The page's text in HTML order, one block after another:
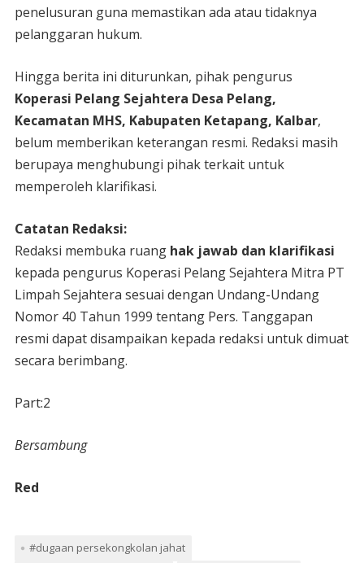
penelusuran guna memastikan ada atau tidaknya
pelanggaran hukum.
Hingga berita ini diturunkan, pihak pengurus
Koperasi Pelang Sejahtera Desa Pelang,
Kecamatan MHS, Kabupaten Ketapang, Kalbar,
belum memberikan keterangan resmi. Redaksi masih
berupaya menghubungi pihak terkait untuk
memperoleh klarifikasi.
Catatan Redaksi:
Redaksi membuka ruang hak jawab dan klarifikasi
kepada pengurus Koperasi Pelang Sejahtera Mitra PT
Limpah Sejahtera sesuai dengan Undang-Undang
Nomor 40 Tahun 1999 tentang Pers. Tanggapan
resmi dapat disampaikan kepada redaksi untuk dimuat
secara berimbang.
Part:2
Bersambung
Red
#dugaan persekongkolan jahat